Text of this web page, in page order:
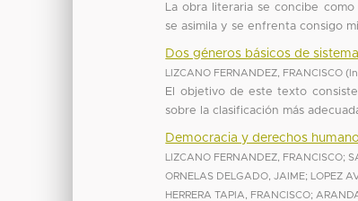
La obra literaria se concibe
se asimila y se enfrenta consigo
Dos géneros básicos de
LIZCANO FERNANDEZ, FRANCISCO (
El objetivo de este texto
sobre la clasificación más
Democracia y derechos
LIZCANO FERNANDEZ, FRANCISCO;
ORNELAS DELGADO, JAIME; LOPEZ
HERRERA TAPIA, FRANCISCO;